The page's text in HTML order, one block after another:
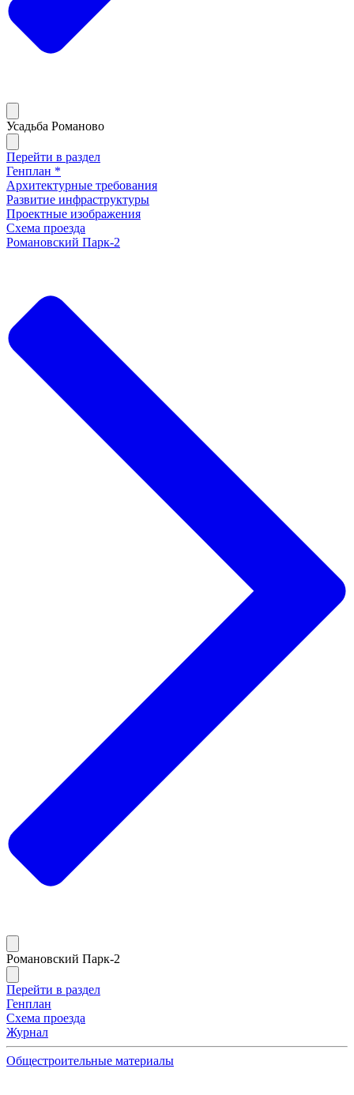
Усадьба Романово
Перейти в раздел
Генплан *
Архитектурные требования
Развитие инфраструктуры
Проектные изображения
Схема проезда
Романовский Парк-2
Романовский Парк-2
Перейти в раздел
Генплан
Схема проезда
Журнал
Общестроительные материалы